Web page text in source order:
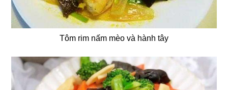
Tôm rim nấm mèo và hành tây